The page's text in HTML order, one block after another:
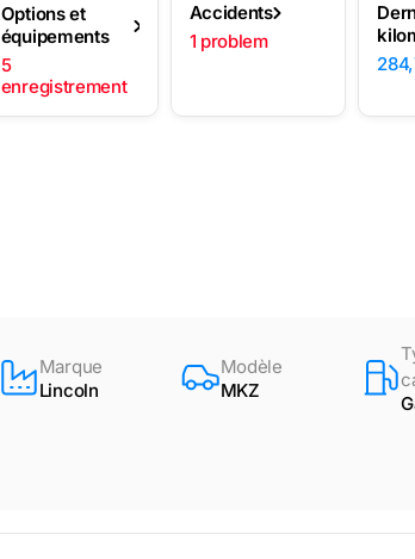
Options et
équipements
5
enregistrement
Accidents
1 problem
Marque
Lincoln
Modèle
MKZ